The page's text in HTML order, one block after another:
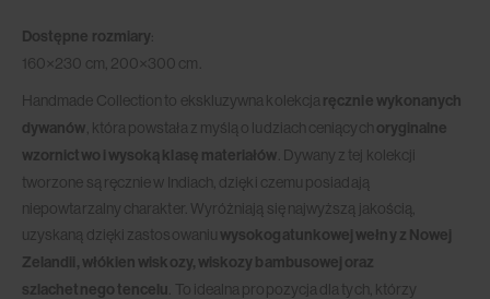
Dostępne rozmiary:
160×230 cm, 200×300 cm.
Handmade Collection to ekskluzywna kolekcjaręcznie wykonanych
dywanów, która powstała z myślą o ludziach ceniących oryginalne
wzornictwo i wysoką klasę materiałów. Dywany z tej kolekcji
tworzone są ręcznie w Indiach, dzięki czemu posiadają
niepowtarzalny charakter. Wyróżniają się najwyższą jakością,
uzyskaną dzięki zastosowaniu wysokogatunkowej wełny z Nowej
Zelandii, włókien wiskozy, wiskozy bambusowej oraz
szlachetnego tencelu. To idealna propozycja dla tych, którzy